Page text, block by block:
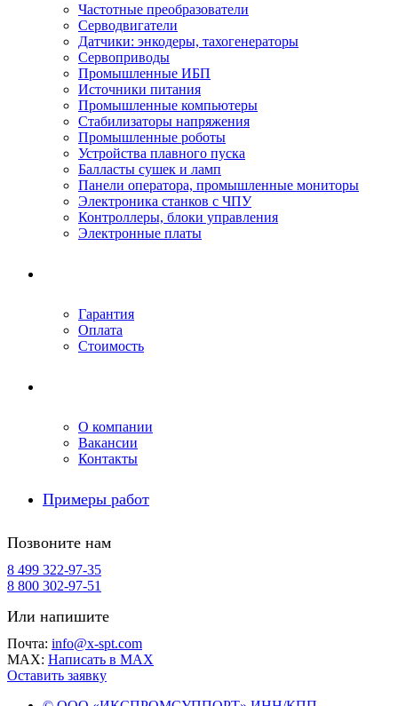
Частотные преобразователи
Серводвигатели
Датчики: энкодеры, тахогенераторы
Сервоприводы
Промышленные ИБП
Источники питания
Промышленные компьютеры
Стабилизаторы напряжения
Промышленные роботы
Устройства плавного пуска
Балласты сушек и ламп
Панели оператора, промышленные мониторы
Электроника станков с ЧПУ
Контроллеры, блоки управления
Электронные платы
Гарантия
Оплата
Стоимость
О компании
Вакансии
Контакты
Примеры работ
Позвоните нам
8 499 322-97-35
8 800 302-97-51
Или напишите
Почта: info@x-spt.com
MAX: Написать в MAX
Оставить заявку